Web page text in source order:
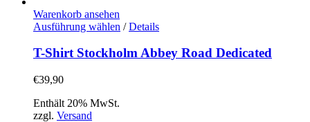
der
Produktseite
gewählt
werden
Warenkorb ansehen
Ausführung wählen Dieses
weist
/ Details
T-Shirt Stockholm Abbey Road Dedicated
€39,90
Enthält 20% MwSt.
zzgl. Versand